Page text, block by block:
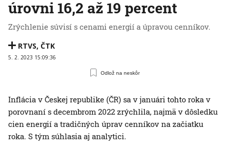
úrovni 16,2 až 19 percent
Zrýchlenie súvisí s cenami energií a úpravou cenníkov.
RTVS, ČTK
5. 2. 2023 15:09:36
Odlož na neskôr
Inflácia v Českej republike (ČR) sa v januári tohto roka v
porovnaní s decembrom 2022 zrýchlila, najmä v dôsledku
cien energií a tradičných úprav cenníkov na začiatku
roka. S tým súhlasia aj analytici.